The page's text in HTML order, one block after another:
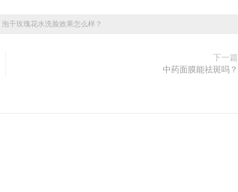
泡干玫瑰花水洗脸效果怎么样？
下一篇
中药面膜能祛斑吗？